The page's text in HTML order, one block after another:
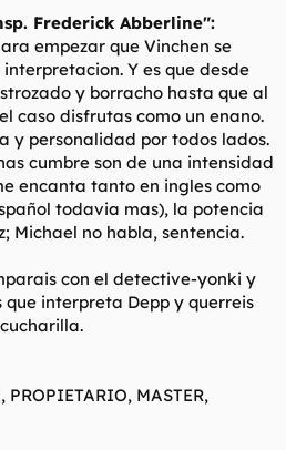
Frederick Abberline":
empezar que Vinchen se
Y es que desde
y borracho hasta que al
caso disfrutas como un enano.
y personalidad por todos lados.
cumbre son de una intensidad
encanta tanto en ingles como
todavia mas), la potencia
Michael no habla, sentencia.
con el detective-yonki y
que interpreta Depp y querreis
PROPIETARIO, MASTER,